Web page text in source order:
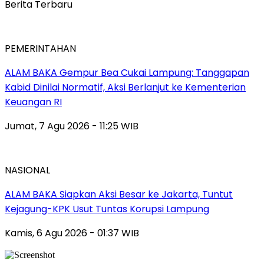
Berita Terbaru
PEMERINTAHAN
ALAM BAKA Gempur Bea Cukai Lampung: Tanggapan
Kabid Dinilai Normatif, Aksi Berlanjut ke Kementerian
Keuangan RI
Jumat, 7 Agu 2026 - 11:25 WIB
NASIONAL
ALAM BAKA Siapkan Aksi Besar ke Jakarta, Tuntut
Kejagung-KPK Usut Tuntas Korupsi Lampung
Kamis, 6 Agu 2026 - 01:37 WIB